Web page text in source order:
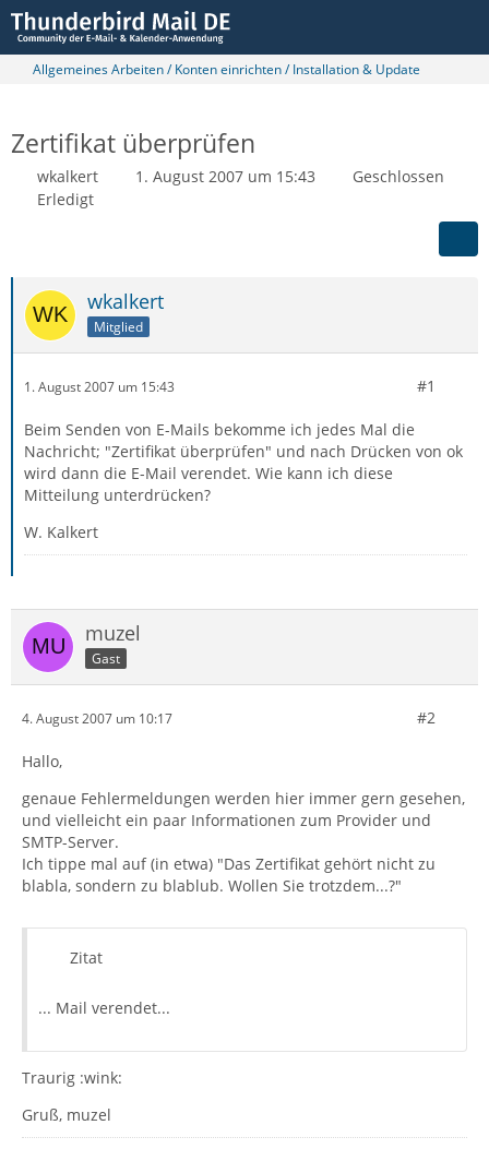
Allgemeines Arbeiten / Konten einrichten / Installation & Update
Zertifikat überprüfen
wkalkert 1. August 2007 um 15:43
Geschlossen
Erledigt
wkalkert
Mitglied
1. August 2007 um 15:43 #1
Beim Senden von E-Mails bekomme ich jedes Mal die
Nachricht; "Zertifikat überprüfen" und nach Drücken von ok
wird dann die E-Mail verendet. Wie kann ich diese
Mitteilung unterdrücken?
W. Kalkert
muzel
Gast
4. August 2007 um 10:17 #2
Hallo,
genaue Fehlermeldungen werden hier immer gern gesehen,
und vielleicht ein paar Informationen zum Provider und
SMTP-Server.
Ich tippe mal auf (in etwa) "Das Zertifikat gehört nicht zu
blabla, sondern zu blablub. Wollen Sie trotzdem...?"
Zitat
... Mail verendet...
Traurig :wink:
Gruß, muzel